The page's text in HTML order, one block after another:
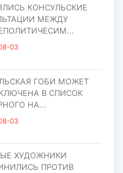
КОНСУЛЬСКИЕ
МЕЖДУ
03
ГОБИ МОЖЕТ
В СПИСОК
НА...
03
ХУДОЖНИКИ
ПРОТИВ